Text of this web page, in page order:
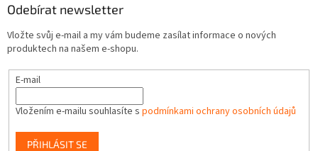
Odebírat newsletter
Vložte svůj e-mail a my vám budeme zasílat informace o nových
produktech na našem e-shopu.
E-mail
Vložením e-mailu souhlasíte s podmínkami ochrany osobních údajů
PŘIHLÁSIT SE